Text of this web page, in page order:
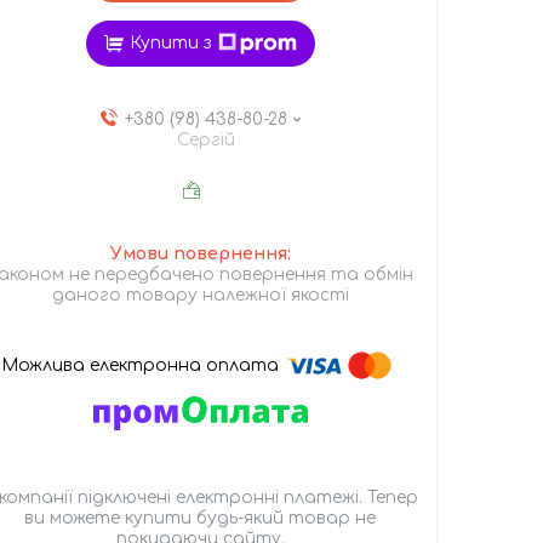
Купити з
+380 (98) 438-80-28
Сергій
не передбачено повернення та обмін
даного товару належної якості
підключені електронні платежі. Тепер
ви можете купити будь-який товар не
покидаючи сайту.